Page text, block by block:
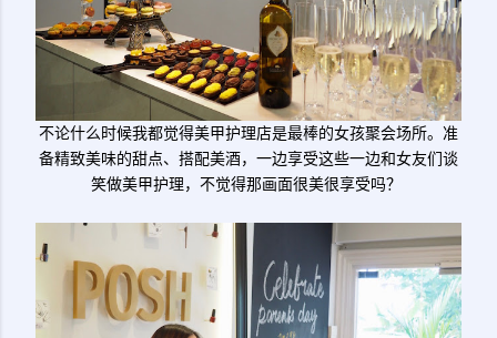
不论什么时候我都觉得美甲护理店是最棒的女孩聚会场所。准
备精致美味的甜点、搭配美酒，一边享受这些一边和女友们谈
笑做美甲护理，不觉得那画面很美很享受吗？